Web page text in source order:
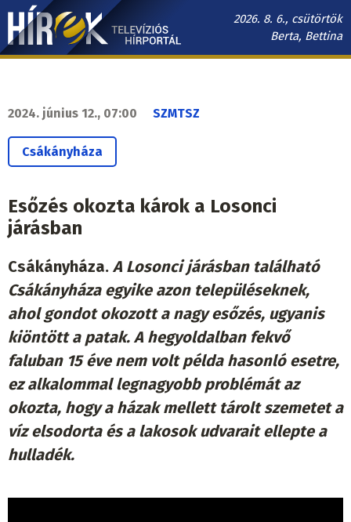
Ugrás
tartalomra
2026. 8. 6., csütörtök
Berta, Bettina
Hírek.sk
navigáció
2024. június 12., 07:00 SZMTSZ
Csákányháza
Esőzés okozta károk a Losonci
járásban
Csákányháza. A Losonci járásban található
Csákányháza egyike azon településeknek,
ahol gondot okozott a nagy esőzés, ugyanis
kiöntött a patak. A hegyoldalban fekvő
faluban 15 éve nem volt példa hasonló esetre,
ez alkalommal legnagyobb problémát az
okozta, hogy a házak mellett tárolt szemetet a
víz elsodorta és a lakosok udvarait ellepte a
hulladék.